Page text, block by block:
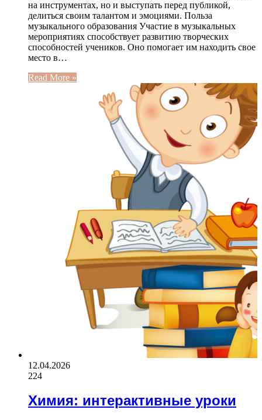
на инструментах, но и выступать перед публикой,
делиться своим талантом и эмоциями. Польза
музыкального образования Участие в музыкальных
мероприятиях способствует развитию творческих
способностей учеников. Оно помогает им находить свое
место в…
Read More »
12.04.2026
224
Химия: интерактивные уроки